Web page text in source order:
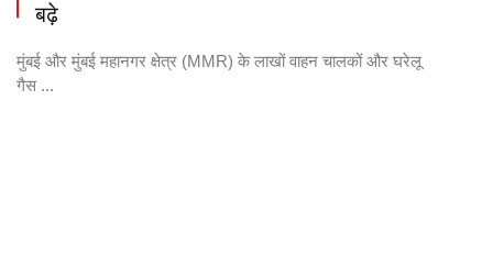
बढ़े
मुंबई और मुंबई महानगर क्षेत्र (MMR) के लाखों वाहन चालकों और घरेलू
गैस ...